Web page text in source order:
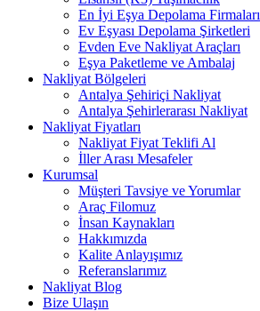
En İyi Eşya Depolama Firmaları
Ev Eşyası Depolama Şirketleri
Evden Eve Nakliyat Araçları
Eşya Paketleme ve Ambalaj
Nakliyat Bölgeleri
Antalya Şehiriçi Nakliyat
Antalya Şehirlerarası Nakliyat
Nakliyat Fiyatları
Nakliyat Fiyat Teklifi Al
İller Arası Mesafeler
Kurumsal
Müşteri Tavsiye ve Yorumlar
Araç Filomuz
İnsan Kaynakları
Hakkımızda
Kalite Anlayışımız
Referanslarımız
Nakliyat Blog
Bize Ulaşın